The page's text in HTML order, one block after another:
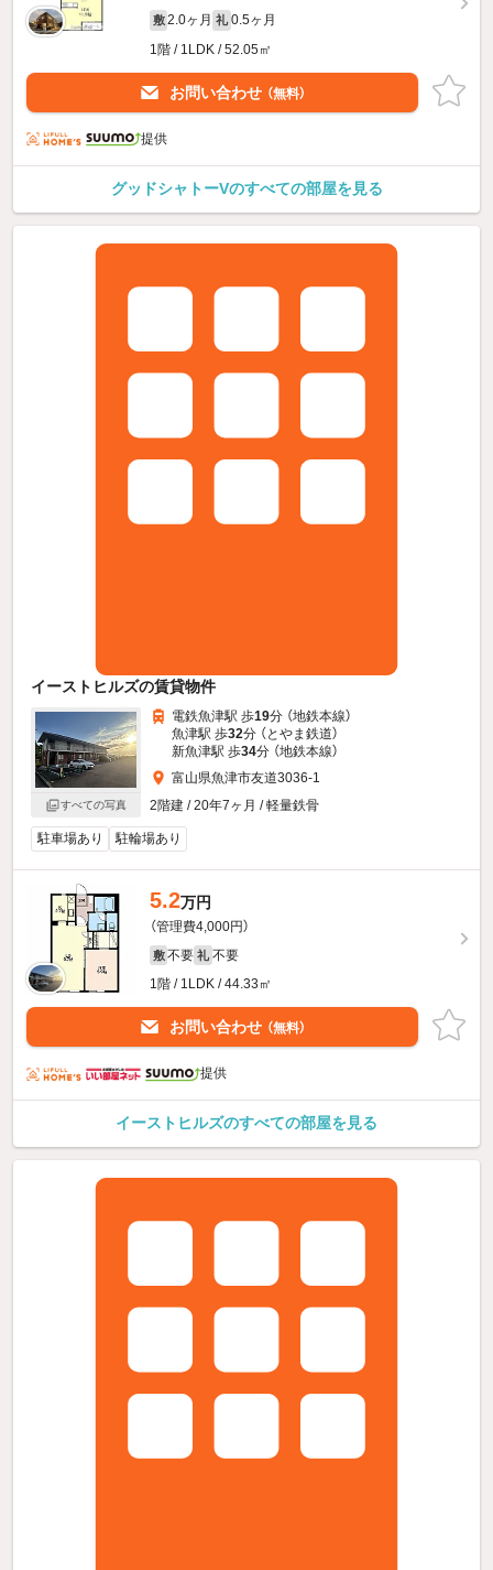
敷 2.0ヶ月 礼 0.5ヶ月
1階 / 1LDK / 52.05㎡
お問い合わせ （無料）
提供
グッドシャトーVのすべての部屋を見る
イーストヒルズの賃貸物件
すべての写真
電鉄魚津駅 歩19分 （地鉄本線）
魚津駅 歩32分 （とやま鉄道）
新魚津駅 歩34分 （地鉄本線）
富山県魚津市友道3036-1
2階建 / 20年7ヶ月 / 軽量鉄骨
駐車場あり 駐輪場あり
5.2万円
（管理費4,000円）
敷 不要 礼 不要
1階 / 1LDK / 44.33㎡
お問い合わせ （無料）
提供
イーストヒルズのすべての部屋を見る